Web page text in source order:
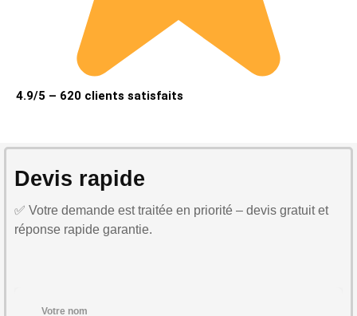
4.9/5 – 620 clients satisfaits
Devis rapide
✅ Votre demande est traitée en priorité – devis gratuit et
réponse rapide garantie.
Votre nom